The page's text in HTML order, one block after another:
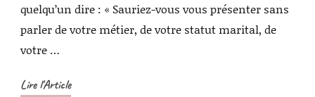
quelqu’un dire : « Sauriez-vous vous présenter sans
parler de votre métier, de votre statut marital, de
votre …
Lire l'Article